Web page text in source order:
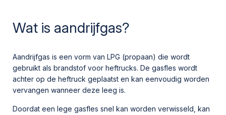
Wat is aandrijfgas?
Aandrijfgas is een vorm van LPG (propaan) die wordt
gebruikt als brandstof voor heftrucks. De gasfles wordt
achter op de heftruck geplaatst en kan eenvoudig worden
vervangen wanneer deze leeg is.
Doordat een lege gasfles snel kan worden verwisseld, kan